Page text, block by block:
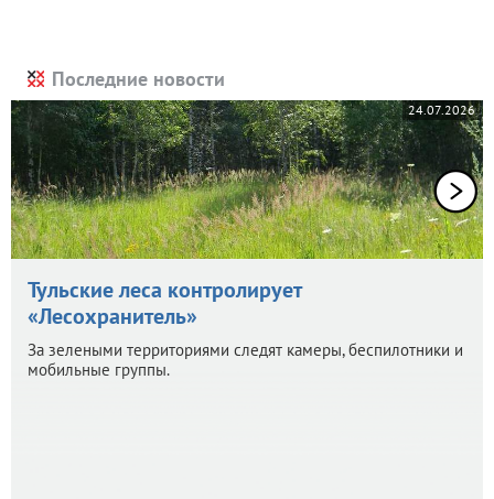
Последние новости
24.07.2026
Тульские леса контролирует
«Лесохранитель»
За зелеными территориями следят камеры, беспилотники и
мобильные группы.